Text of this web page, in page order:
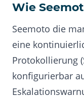
Wie
Seemoto die
eine
Protokollierung
konfigurierbar